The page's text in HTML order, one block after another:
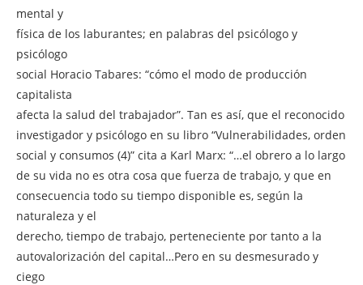
mental y
física de los laburantes; en palabras del psicólogo y
psicólogo
social Horacio Tabares: “cómo el modo de producción
capitalista
afecta la salud del trabajador”. Tan es así, que el reconocido
investigador y psicólogo en su libro “Vulnerabilidades, orden
social y consumos (4)” cita a Karl Marx: “…el obrero a lo largo
de su vida no es otra cosa que fuerza de trabajo, y que en
consecuencia todo su tiempo disponible es, según la
naturaleza y el
derecho, tiempo de trabajo, perteneciente por tanto a la
autovalorización del capital…Pero en su desmesurado y
ciego